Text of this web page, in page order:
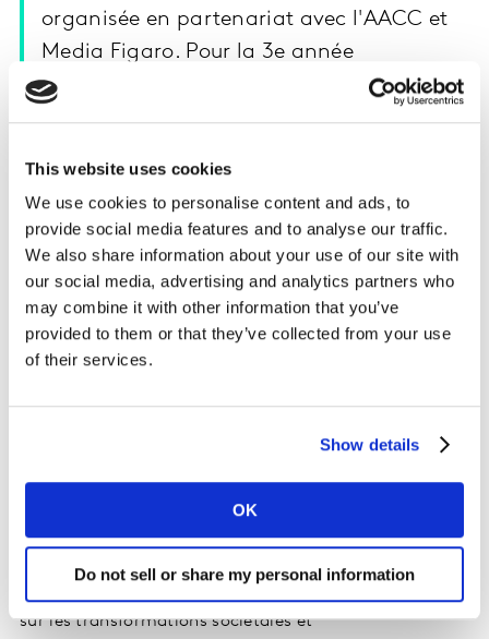
This website uses cookies
We use cookies to personalise content and ads, to
provide social media features and to analyse our traffic.
We also share information about your use of our site with
our social media, advertising and analytics partners who
may combine it with other information that you’ve
provided to them or that they’ve collected from your use
of their services.
Show details
OK
Do not sell or share my personal information
organisée en partenariat avec l'AACC et
Media Figaro. Pour la 3e année
consécutive, nos experts présenteront lors
des Cannes Lions 2024, les performances
Depuis son lancement, le programmeCreativity is
business continue de prouver chiffres à l'appui que la
créativité est génératrice de valeur pour les marques.
Les résultats de tests, réalisés par Kantar, le
excellence créative par les professionnels, sont plus
Les agences et les marques présentes lors de la
conférence, dévoilent les coulisses des campagnes et
les leviers de succès. Et grande nouveauté cette année,
nous faisons un focus sur « Creativity for change » un
sur les transformations sociétales et